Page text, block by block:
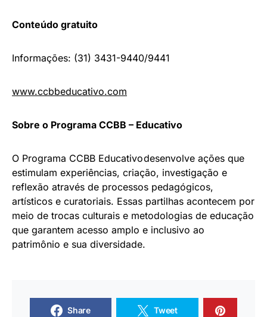
Conteúdo gratuito
Informações: (31) 3431-9440/9441
www.ccbbeducativo.com
Sobre o Programa CCBB – Educativo
O Programa CCBB Educativo desenvolve ações que
estimulam experiências, criação, investigação e
reflexão através de processos pedagógicos,
artísticos e curatoriais. Essas partilhas acontecem por
meio de trocas culturais e metodologias de educação
que garantem acesso amplo e inclusivo ao
patrimônio e sua diversidade.
Share Tweet